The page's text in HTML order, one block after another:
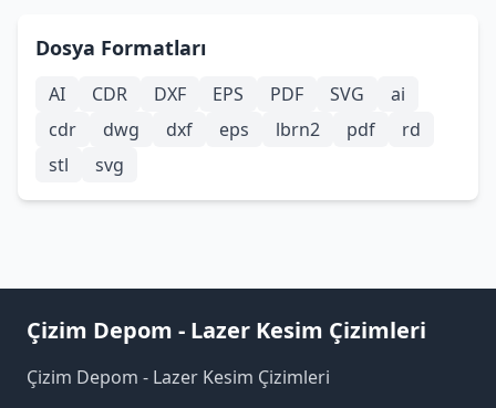
Dosya Formatları
AI CDR DXF EPS PDF SVG
ai
cdr
dwg dxf eps lbrn2 pdf
rd
stl
svg
Çizim Depom - Lazer Kesim Çizimleri
Çizim Depom - Lazer Kesim Çizimleri